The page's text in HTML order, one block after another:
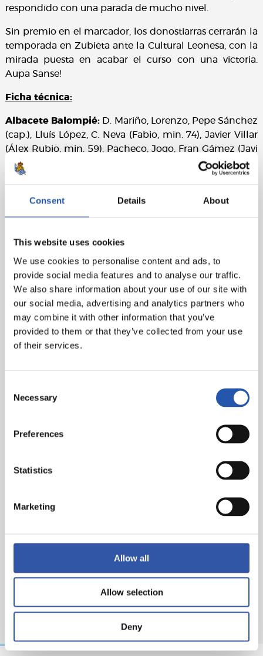
Consent Details About
This website uses cookies
We use cookies to personalise content and ads, to
provide social media features and to analyse our traffic.
We also share information about your use of our site with
our social media, advertising and analytics partners who
may combine it with other information that you’ve
provided to them or that they’ve collected from your use
of their services.
Selection
Necessary
Preferences
Statistics
Marketing
Allow all
Allow selection
Deny
respondido con una parada de mucho nivel.
Sin premio en el marcador, los donostiarras cerrarán la
temporada en Zubieta ante la Cultural Leonesa, con la
mirada puesta en acabar el curso con una victoria.
Aupa Sanse!
Ficha técnica:
Albacete Balompié: D. Mariño, Lorenzo, Pepe Sánchez
(cap.), Lluís López, C. Neva (Fabio, min. 74), Javier Villar
(Álex Rubio, min. 59), Pacheco, Jogo, Fran Gámez (Javi
Moreno, min. 80), San Bartolomé (A. Meléndez, min.
46) y Jefté T. (Obeng, min. 75).
Sanse:Fraga, Garro, Ayo, Calderón (Kita, min. 71), Agote
(cap.) (P. Arana, min. 84), Carbonell, Lebarbier
(Ramírez, min. 62), Marchal (Díaz, min. 62) y Carrera.
Goles: 1-0: Jefté T., min. 15; 2-0: Pepe Sánchez, min. 38;
2-1; Carrera, min. 52; 3-1: Lluís López, min. 56.
Árbitro:Alonso De Ena. Ha amonestado al local Pepe
Sánchez.